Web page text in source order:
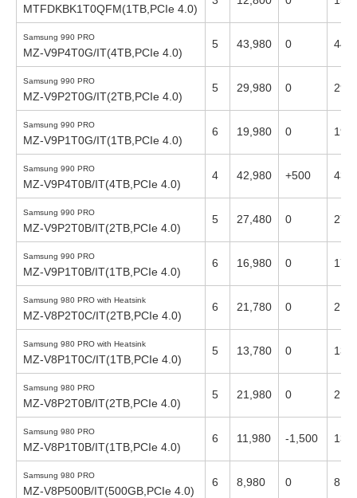
MTFDKBK1T0QFM(1TB,PCIe 4.0)
Samsung 990 PRO
MZ-V9P4T0G/IT(4TB,PCIe 4.0)
5 43,980 0
Samsung 990 PRO
MZ-V9P2T0G/IT(2TB,PCIe 4.0)
5 29,980 0
Samsung 990 PRO
MZ-V9P1T0G/IT(1TB,PCIe 4.0)
6 19,980 0
Samsung 990 PRO
MZ-V9P4T0B/IT(4TB,PCIe 4.0)
4 42,980 +500
Samsung 990 PRO
MZ-V9P2T0B/IT(2TB,PCIe 4.0)
5 27,480 0
Samsung 990 PRO
MZ-V9P1T0B/IT(1TB,PCIe 4.0)
6 16,980 0
Samsung 980 PRO with Heatsink
MZ-V8P2T0C/IT(2TB,PCIe 4.0)
6 21,780 0
Samsung 980 PRO with Heatsink
MZ-V8P1T0C/IT(1TB,PCIe 4.0)
5 13,780 0
Samsung 980 PRO
MZ-V8P2T0B/IT(2TB,PCIe 4.0)
5 21,980 0
Samsung 980 PRO
MZ-V8P1T0B/IT(1TB,PCIe 4.0)
6 11,980 -1,500
Samsung 980 PRO
MZ-V8P500B/IT(500GB,PCIe 4.0)
6 8,980 0